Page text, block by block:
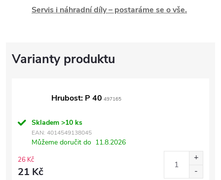
Servis i náhradní díly – postaráme se o vše.
Hrubost: P 40 497165
Skladem >10 ks
EAN: 4014549138045
Můžeme doručit do 11.8.2026
26 Kč
21 Kč